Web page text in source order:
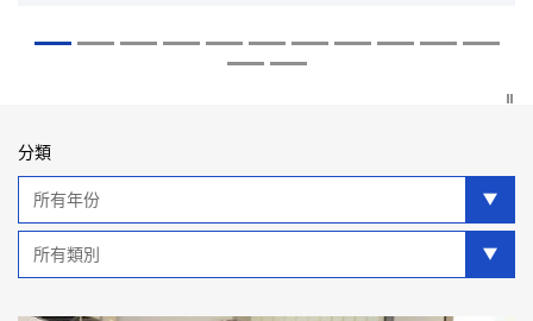
分類
類
類